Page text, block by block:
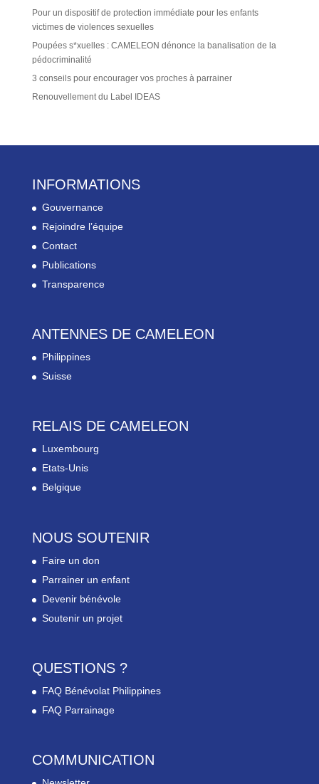
Pour un dispositif de protection immédiate pour les enfants
victimes de violences sexuelles
Poupées s*xuelles : CAMELEON dénonce la banalisation de la
pédocriminalité
3 conseils pour encourager vos proches à parrainer
Renouvellement du Label IDEAS
INFORMATIONS
Gouvernance
Rejoindre l’équipe
Contact
Publications
Transparence
ANTENNES DE CAMELEON
Philippines
Suisse
RELAIS DE CAMELEON
Luxembourg
Etats-Unis
Belgique
NOUS SOUTENIR
Faire un don
Parrainer un enfant
Devenir bénévole
Soutenir un projet
QUESTIONS ?
FAQ Bénévolat Philippines
FAQ Parrainage
COMMUNICATION